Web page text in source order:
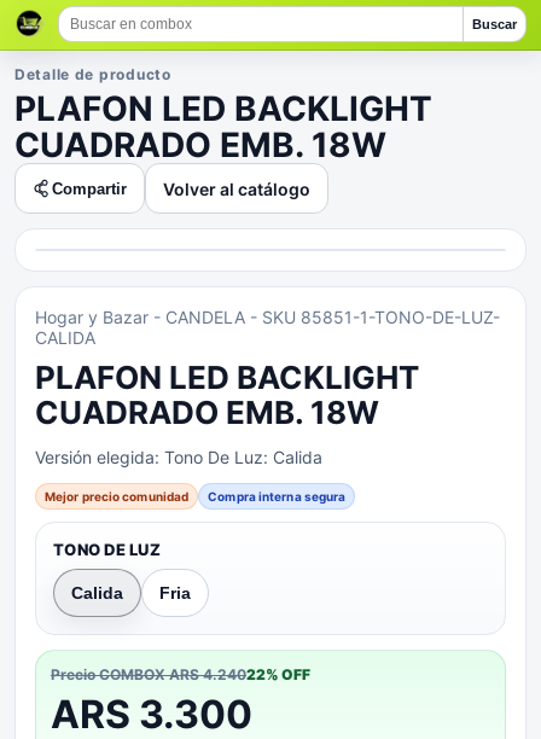
Buscar
Detalle de producto
PLAFON LED BACKLIGHT
CUADRADO EMB. 18W
Compartir Volver al catálogo
Hogar y Bazar - CANDELA - SKU 85851-1-TONO-DE-LUZ-
CALIDA
PLAFON LED BACKLIGHT
CUADRADO EMB. 18W
Versión elegida: Tono De Luz: Calida
Mejor precio comunidad Compra interna segura
TONO DE LUZ
Calida Fria
Precio COMBOXARS 4.24022% OFF
ARS 3.300